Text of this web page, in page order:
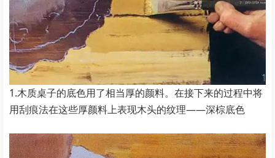
1.木质桌子的底色用了相当厚的颜料。在接下来的过程中将
用刮痕法在这些厚颜料上表现木头的纹理——深棕底色